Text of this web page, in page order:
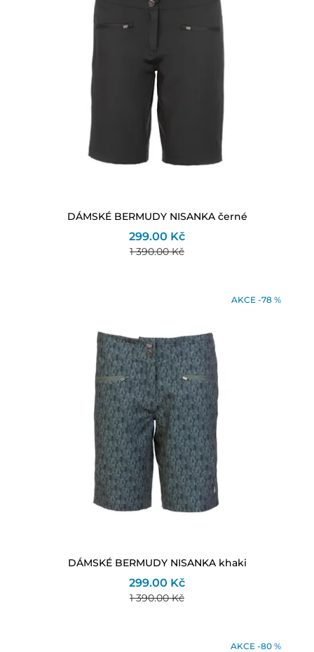
DÁMSKÉ BERMUDY NISANKA černé
299.00 Kč
1 390.00 Kč
AKCE -78 %
DÁMSKÉ BERMUDY NISANKA khaki
299.00 Kč
1 390.00 Kč
AKCE -80 %